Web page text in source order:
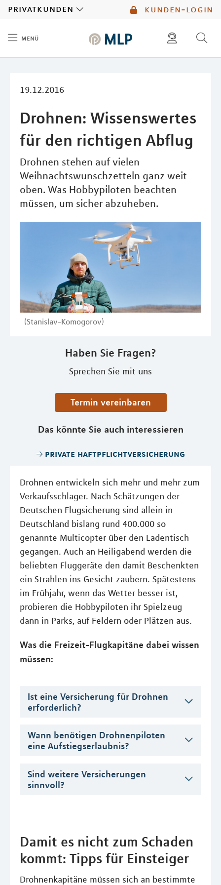
kunden-login
privatkunden
menü
19.12.2016
Drohnen: Wissenswertes
für den richtigen Abflug
Drohnen stehen auf vielen
Weihnachtswunschzetteln ganz weit
oben. Was Hobbypiloten beachten
müssen, um sicher abzuheben.
(Stanislav-Komogorov)
Haben Sie Fragen?
Sprechen Sie mit uns
Termin vereinbaren
Das könnte Sie auch interessieren
private haftpflichtversicherung
Drohnen entwickeln sich mehr und mehr zum
Verkaufsschlager. Nach Schätzungen der
Deutschen Flugsicherung sind allein in
Deutschland bislang rund 400.000 so
genannte Multicopter über den Ladentisch
gegangen. Auch an Heiligabend werden die
beliebten Fluggeräte den damit Beschenkten
ein Strahlen ins Gesicht zaubern. Spätestens
im Frühjahr, wenn das Wetter besser ist,
probieren die Hobbypiloten ihr Spielzeug
dann in Parks, auf Feldern oder Plätzen aus.
Was die Freizeit-Flugkapitäne dabei wissen
müssen:
Ist eine Versicherung für Drohnen
erforderlich?
Wann benötigen Drohnenpiloten
eine Aufstiegserlaubnis?
Sind weitere Versicherungen
sinnvoll?
Damit es nicht zum Schaden
kommt: Tipps für Einsteiger
Drohnenkapitäne müssen sich an bestimmte